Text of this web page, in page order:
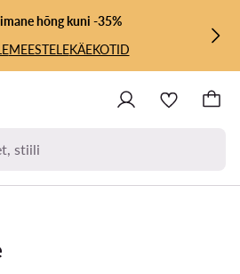
hõng kuni -35%
MEESTELEKÄEKOTID
stiili